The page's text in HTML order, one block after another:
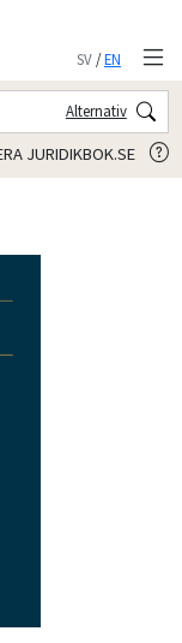
SV/EN
Alternativ
JURIDIKBOK.SE